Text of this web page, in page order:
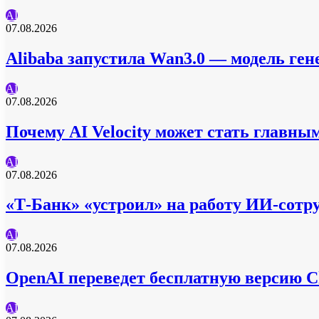
AI
07.08.2026
Alibaba запустила Wan3.0 — модель
AI
07.08.2026
Почему AI Velocity может стать
AI
07.08.2026
«Т-Банк» «устроил» на работу ИИ-
AI
07.08.2026
OpenAI переведет бесплатную версию
AI